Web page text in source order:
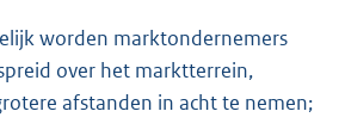
worden marktondernemers
over het marktterrein,
afstanden in acht te nemen;